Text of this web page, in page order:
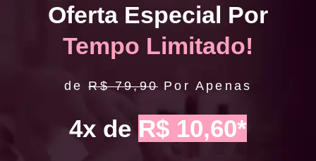
Oferta Especial Por
Tempo Limitado!
deR$ 79,90 Por Apenas
4x de R$ 10,60*